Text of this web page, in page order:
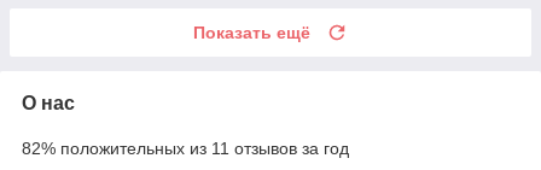
Показать ещё
О нас
82% положительных из 11 отзывов за год